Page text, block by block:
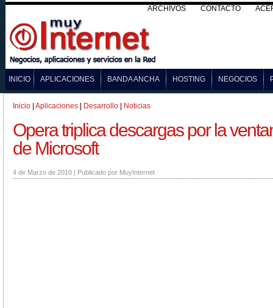
ARCHIVOS CONTACTO
INICIO APLICACIONES BANDA ANCHA HOSTING NEGOCIOS
Inicio Aplicaciones Desarrollo Noticias
Opera triplica descargas por la
de Microsoft
4 de Marzo de 2010 | Publicado por MuyInternet